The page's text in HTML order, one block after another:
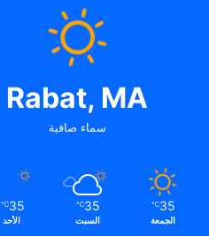
Rabat, MA
سماء صافية
35
℃
الجمعة
35
℃
السبت
35
℃
الأحد